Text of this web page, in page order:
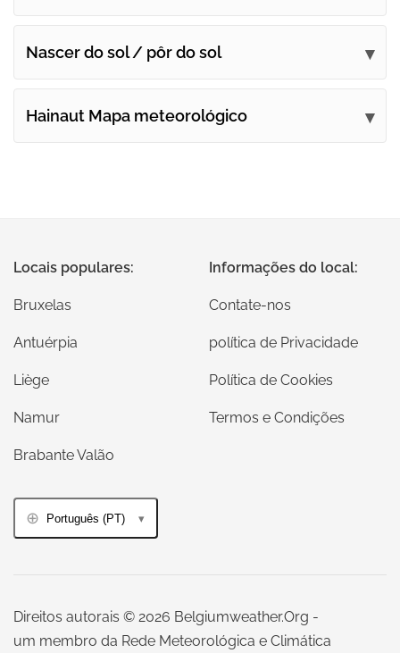
Nascer do sol / pôr do sol
Hainaut Mapa meteorológico
Locais populares:
Bruxelas
Antuérpia
Liège
Namur
Brabante Valão
Informações do local:
Contate-nos
política de Privacidade
Política de Cookies
Termos e Condições
Português (PT)
Direitos autorais © 2026 Belgiumweather.Org -
um membro da Rede Meteorológica e Climática